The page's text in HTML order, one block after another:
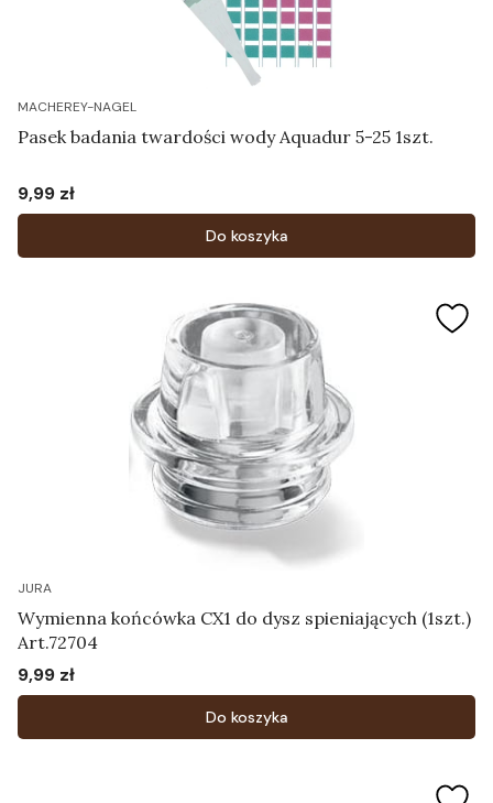
MACHEREY-NAGEL
Pasek badania twardości wody Aquadur 5-25 1szt.
Cena
9,99 zł
Do koszyka
JURA
Wymienna końcówka CX1 do dysz spieniających (1szt.)
Art.72704
Cena
9,99 zł
Do koszyka